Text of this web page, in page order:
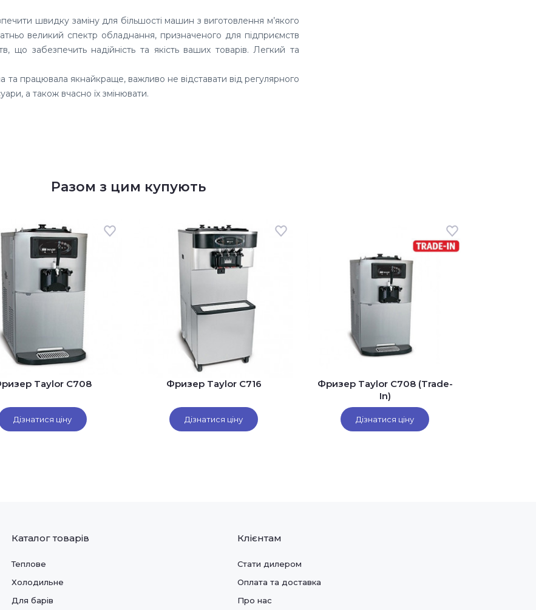
швидку заміну для більшості машин з виготовлення м’якого
великий спектр обладнання, призначеного для підприємств
що забезпечить надійність та якість ваших товарів. Легкий та
працювала якнайкраще, важливо не відставати від регулярного
а також вчасно їх змінювати.
Разом з цим купують
Taylor C708
Дізнатися ціну
Фризер Taylor C716
Дізнатися ціну
Фризер Taylor C708 (Trade-
In)
Дізнатися ціну
Каталог товарів
Теплове
Холодильне
Для барів
Клієнтам
Стати дилером
Оплата та доставка
Про нас